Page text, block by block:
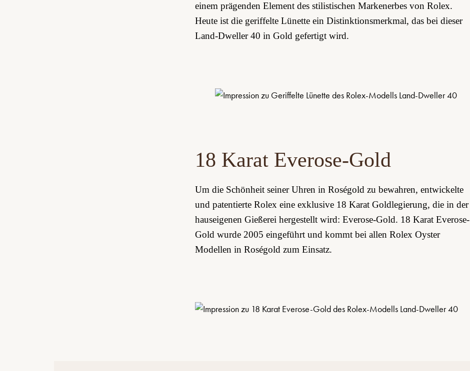
einem prägenden Element des stilistischen Markenerbes von Rolex.
Heute ist die geriffelte Lünette ein Distinktions­merkmal, das bei dieser
Land-Dweller 40 in Gold gefertigt wird.
18 Karat Everose-Gold
Um die Schönheit seiner Uhren in Roségold zu bewahren, entwickelte
und patentierte Rolex eine exklusive 18 Karat Goldlegierung, die in der
hauseigenen Gießerei hergestellt wird: Everose-Gold. 18 Karat Everose-
Gold wurde 2005 eingeführt und kommt bei allen Rolex Oyster
Modellen in Roségold zum Einsatz.